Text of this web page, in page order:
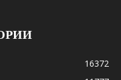
16372